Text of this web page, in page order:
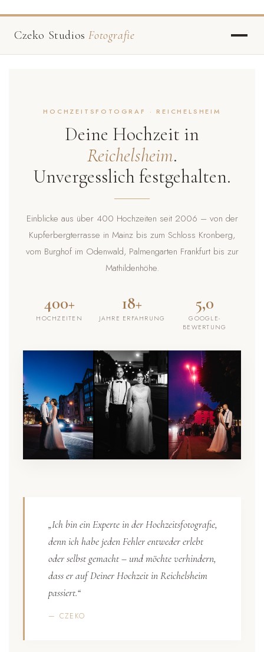
Czeko StudiosFotografie
HOCHZEITSFOTOGRAF · REICHELSHEIM
Deine Hochzeit in
Reichelsheim.
Unvergesslich festgehalten.
Einblicke aus über 400 Hochzeiten seit 2006 – von der
Kupferbergterrasse in Mainz bis zum Schloss Kronberg,
vom Burghof im Odenwald, Palmengarten Frankfurt bis zur
Mathildenhöhe.
400+
HOCHZEITEN
18+
JAHRE ERFAHRUNG
5,0
GOOGLE-
BEWERTUNG
„Ich bin ein Experte in der Hochzeitsfotografie,
denn ich habe jeden Fehler entweder erlebt
oder selbst gemacht – und möchte verhindern,
dass er auf Deiner Hochzeit in Reichelsheim
passiert.“
— CZEKO